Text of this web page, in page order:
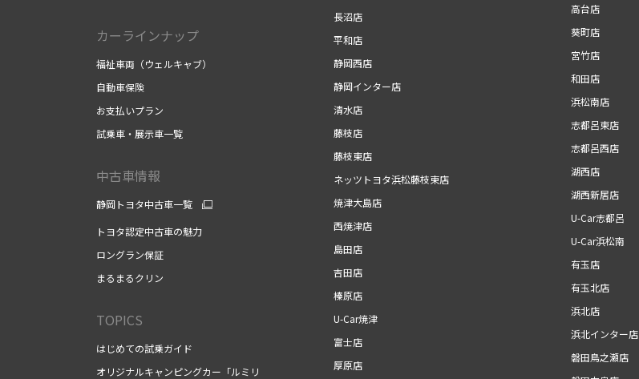
カーラインナップ
福祉車両（ウェルキャブ）
自動車保険
お支払いプラン
試乗車・展示車一覧
中古車情報
静岡トヨタ中古車一覧
トヨタ認定中古車の魅力
ロングラン保証
まるまるクリン
TOPICS
はじめての試乗ガイド
オリジナルキャンピングカー「ルミリ
長沼店
平和店
静岡西店
静岡インター店
清水店
藤枝店
藤枝東店
ネッツトヨタ浜松藤枝東店
焼津大島店
西焼津店
島田店
吉田店
榛原店
U-Car焼津
富士店
厚原店
高台店
葵町店
宮竹店
和田店
浜松南店
志都呂東店
志都呂西店
湖西店
湖西新居店
U-Car志都呂
U-Car浜松南
有玉店
有玉北店
浜北店
浜北インター店
磐田鳥之瀬店